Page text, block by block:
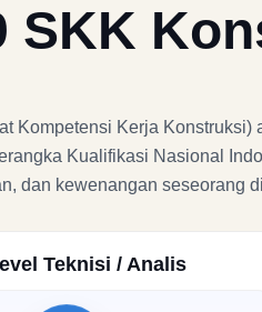
SKK
Kompetensi Kerja
Kualifikasi Nasional
dan kewenangan seseorang
Teknisi / Analis